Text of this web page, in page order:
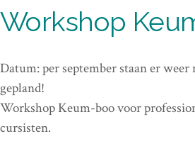
Workshop
Datum: per september staan er
gepland!
Workshop Keum-boo voor
cursisten.